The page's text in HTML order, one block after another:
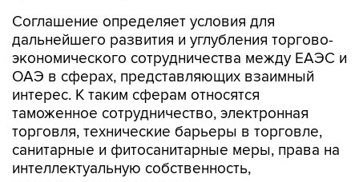
Соглашение определяет условия для
дальнейшего развития и углубления торгово-
экономического сотрудничества между ЕАЭС и
ОАЭ в сферах, представляющих взаимный
интерес. К таким сферам относятся
таможенное сотрудничество, электронная
торговля, технические барьеры в торговле,
санитарные и фитосанитарные меры, права на
интеллектуальную собственность,